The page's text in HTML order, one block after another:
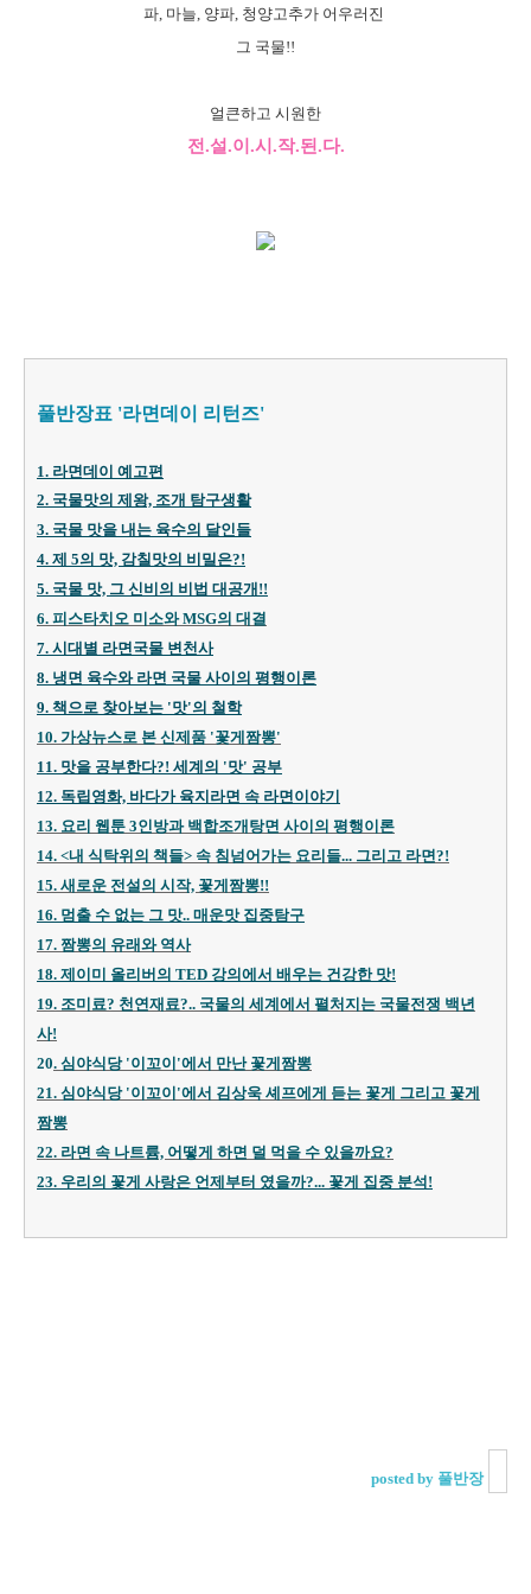
파, 마늘, 양파, 청양고추가 어우러진
그 국물!!
얼큰하고 시원한
전.설.이.시.작.된.다.
풀반장표 '라면데이 리턴즈'
1. 라면데이 예고편
2. 국물맛의 제왕, 조개 탐구생활
3. 국물 맛을 내는 육수의 달인들
4. 제 5의 맛, 감칠맛의 비밀은?!
5. 국물 맛, 그 신비의 비법 대 공개!!
6. 피스타치오 미소와 MSG의 대결
7. 시대별 라면국물 변천사
8. 냉면 육수와 라면 국물 사이의 평행이론
9. 책으로 찾아보는 '맛'의 철학
10. 가상뉴스로 본 신제품 '꽃게짬뽕'
11. 맛을 공부한다?! 세계의 '맛' 공부
12. 독립영화, 바다가 육지라면 속 라면이야기
13. 요리 웹툰 3인방과 백합조개탕면 사이의 평행이론
14. <내 식탁위의 책들> 속 침넘어가는 요리들... 그리고 라면?!
15. 새로운 전설의 시작, 꽃게짬뽕!!
16. 멈출 수 없는 그 맛.. 매운맛 집중탐구
17. 짬뽕의 유래와 역사
18. 제이미 올리버의 TED 강의에서 배우는 건강한 맛!
19. 조미료? 천연재료?.. 국물의 세계에서 펼처지는 국물전쟁 백년
사!
20. 심야식당 '이꼬이'에서 만난 꽃게짬뽕
21. 심야식당 '이꼬이'에서 김상욱 셰프에게 듣는 꽃게 그리고 꽃게
짬뽕
22. 라면 속 나트륨, 어떻게 하면 덜 먹을 수 있을까요?
23. 우리의 꽃게 사랑은 언제부터 였을까?... 꽃게 집중 분석!
posted by 풀반장